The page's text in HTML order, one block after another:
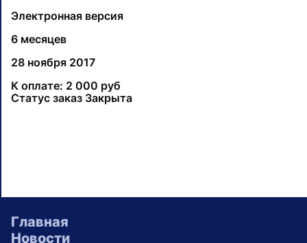
Электронная версия
6 месяцев
28 ноября 2017
К оплате: 2 000 руб
Статус заказ Закрыта
Главная
Новости